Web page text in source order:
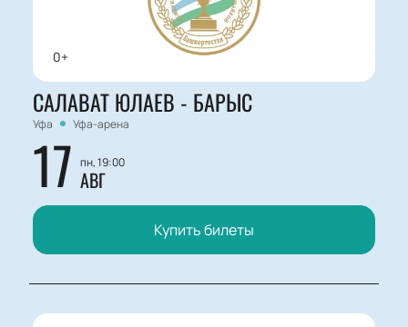
0+
САЛАВАТ ЮЛАЕВ - БАРЫС
Уфа Уфа-арена
17 пн, 19:00
АВГ
Купить билеты